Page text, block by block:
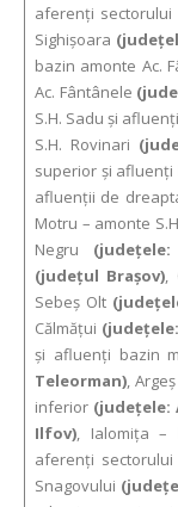
aferenţi sectorului
Sighişoara
bazin amonte Ac.
Ac. Fântânele
S.H. Sadu şi
S.H. Rovinari
superior şi
afluenţii de
Motru – amonte
Negru
(județul Braşov),
Sebeş Olt
Călmăţui
şi afluenţi bazin
Teleorman),
inferior (județele:
Ilfov), Ialomiţa –
aferenţi sectorului
Snagovului